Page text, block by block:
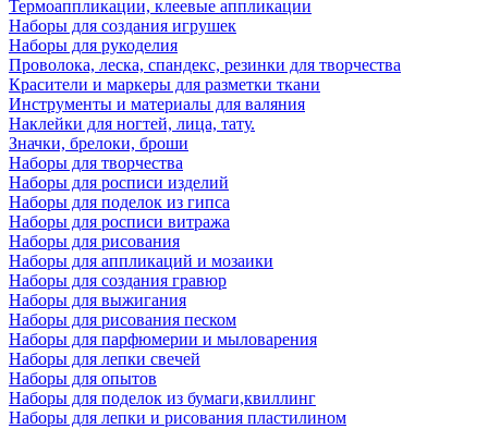
Термоаппликации, клеевые аппликации
Наборы для создания игрушек
Наборы для рукоделия
Проволока, леска, спандекс, резинки для творчества
Красители и маркеры для разметки ткани
Инструменты и материалы для валяния
Наклейки для ногтей, лица, тату.
Значки, брелоки, броши
Наборы для творчества
Наборы для росписи изделий
Наборы для поделок из гипса
Наборы для росписи витража
Наборы для рисования
Наборы для аппликаций и мозаики
Наборы для создания гравюр
Наборы для выжигания
Наборы для рисования песком
Наборы для парфюмерии и мыловарения
Наборы для лепки свечей
Наборы для опытов
Наборы для поделок из бумаги,квиллинг
Наборы для лепки и рисования пластилином